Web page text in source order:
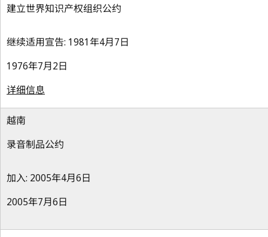
建立世界知识产权组织公约
继续适用宣告: 1981年4月7日
1976年7月2日
详细信息
越南
录音制品公约
加入: 2005年4月6日
2005年7月6日